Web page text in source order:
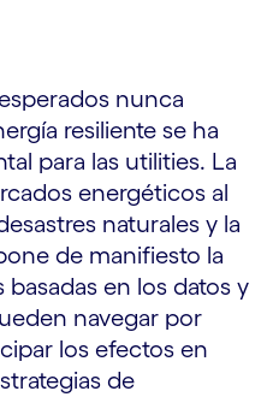
nunca
resiliente se ha
para las utilities. La
energéticos al
naturales y la
de manifiesto la
en los datos y
navegar por
los efectos en
de